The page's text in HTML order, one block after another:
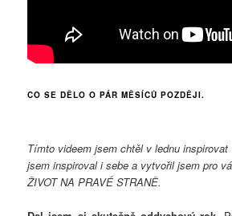
CO SE DĚLO O PÁR MĚSÍCŮ POZDĚJI.
Tímto videem jsem chtěl v lednu
jsem inspiroval i sebe a vytvořil jsem pro
ŽIVOT NA PRAVÉ STRANĚ.